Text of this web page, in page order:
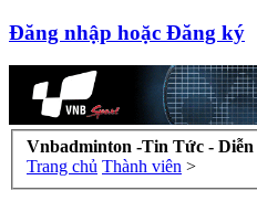
Đăng nhập hoặc Đăng ký
Vnbadminton -Tin Tức -
Trang chủ Thành viên >